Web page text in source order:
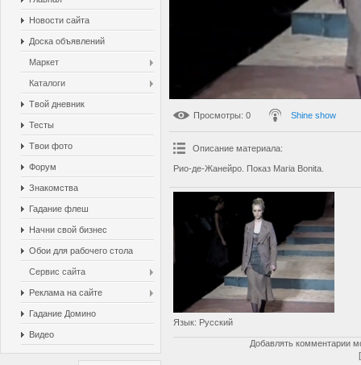
Новости сайта
Доска объявлений
Маркет
Каталоги
Твой дневник
Тесты
Твои фото
Форум
Знакомства
Гадание флеш
Начни свой бизнес
Обои для рабочего стола
Сервис сайта
Реклама на сайте
Гадание Домино
Видео
Просмотры: 0 Shine show
Описание материала:
Рио-де-Жанейро. Показ Maria Bonita.
Язык: Русский
Добавлять комментарии